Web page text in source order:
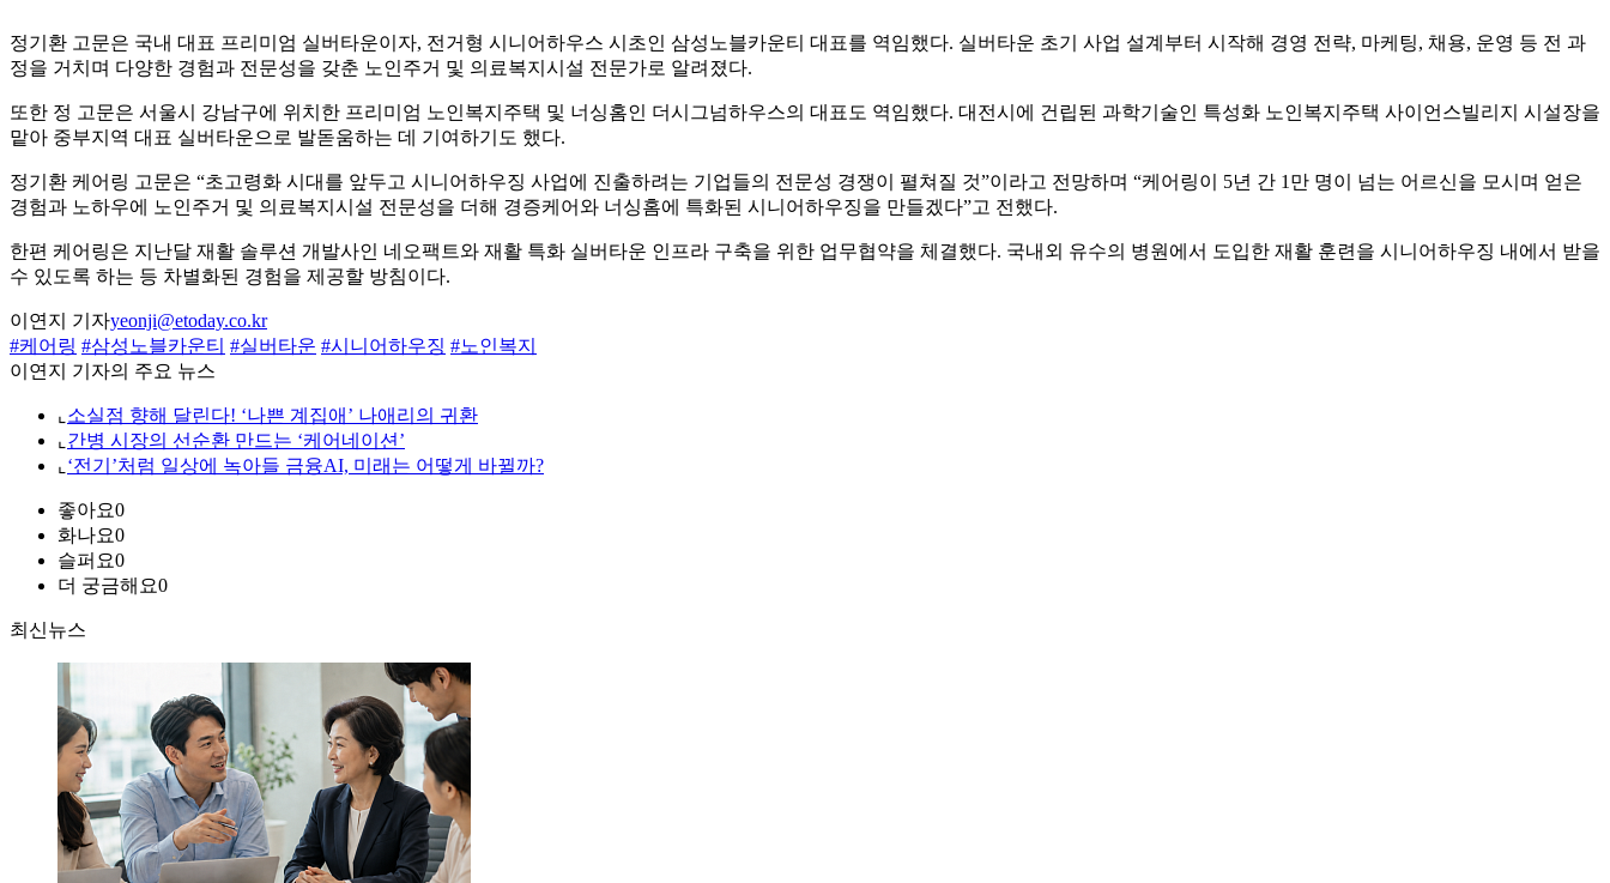
정기환 고문은 국내 대표 프리미엄 실버타운이자, 전거형 시니어하우스 시초인 삼성노블카운티 대표를 역임했다. 실버타운 초기 사업 설계부터 시작해 경영 전략, 마케팅, 채용, 운영 등 전 과
정을 거치며 다양한 경험과 전문성을 갖춘 노인주거 및 의료복지시설 전문가로 알려졌다.
또한 정 고문은 서울시 강남구에 위치한 프리미엄 노인복지주택 및 너싱홈인 더시그넘하우스의 대표도 역임했다. 대전시에 건립된 과학기술인 특성화 노인복지주택 사이언스빌리지 시설장을
맡아 중부지역 대표 실버타운으로 발돋움하는 데 기여하기도 했다.
정기환 케어링 고문은 “초고령화 시대를 앞두고 시니어하우징 사업에 진출하려는 기업들의 전문성 경쟁이 펼쳐질 것”이라고 전망하며 “케어링이 5년 간 1만 명이 넘는 어르신을 모시며 얻은
경험과 노하우에 노인주거 및 의료복지시설 전문성을 더해 경증케어와 너싱홈에 특화된 시니어하우징을 만들겠다”고 전했다.
한편 케어링은 지난달 재활 솔루션 개발사인 네오팩트와 재활 특화 실버타운 인프라 구축을 위한 업무협약을 체결했다. 국내외 유수의 병원에서 도입한 재활 훈련을 시니어하우징 내에서 받을
수 있도록 하는 등 차별화된 경험을 제공할 방침이다.
이연지 기자yeonji@etoday.co.kr
#케어링 #삼성노블카운티 #실버타운 #시니어하우징 #노인복지
이연지 기자의 주요 뉴스
⌞ 소실점 향해 달린다! ‘나쁜 계집애’ 나애리의 귀환
⌞ 간병 시장의 선순환 만드는 ‘케어네이션’
⌞ ‘전기’처럼 일상에 녹아들 금융AI, 미래는 어떻게 바뀔까?
좋아요0
화나요0
슬퍼요0
더 궁금해요0
최신뉴스